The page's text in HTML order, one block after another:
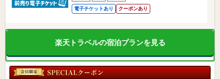
電子チケットあり クーポンあり
楽天トラベルの宿泊プランを見る